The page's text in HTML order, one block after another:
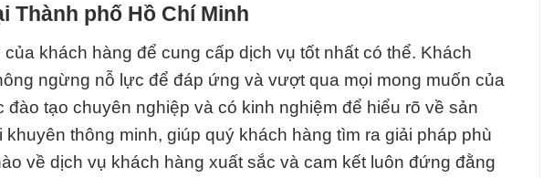
Thành phố Hồ Chí Minh
khách hàng để cung cấp dịch vụ tốt nhất có thể. Khách
ngừng nỗ lực để đáp ứng và vượt qua mọi mong muốn của
tạo chuyên nghiệp và có kinh nghiệm để hiểu rõ về sản
thông minh, giúp quý khách hàng tìm ra giải pháp phù
về dịch vụ khách hàng xuất sắc và cam kết luôn đứng đằng